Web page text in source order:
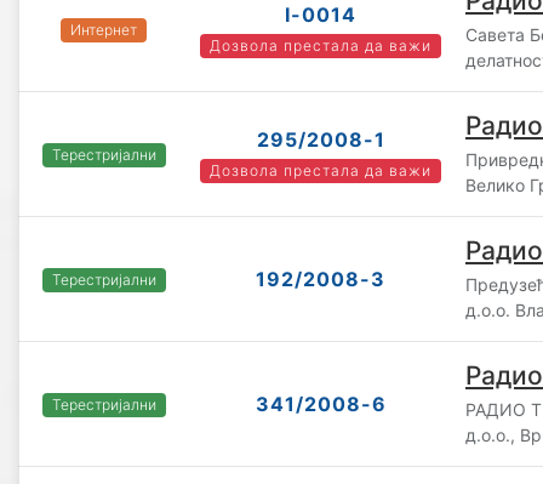
Интернет
I-0014
Дозвола престала да важи
Савета
Терестријални
295/2008-1
Дозвола престала да важи
Велико
Терестријални 192/2008-3
д.о.о.
Терестријални 341/2008-6
РАДИО
д.о.о.,